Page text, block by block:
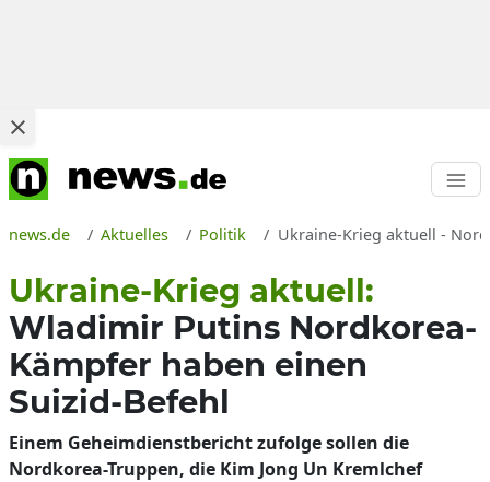
news.de Aktuelles Politik Ukraine-Krieg aktuell -
Ukraine-Krieg aktuell:
Wladimir Putins Nordkorea-
Kämpfer haben einen
Suizid-Befehl
Einem Geheimdienstbericht zufolge sollen die
Nordkorea-Truppen, die Kim Jong Un Kremlchef